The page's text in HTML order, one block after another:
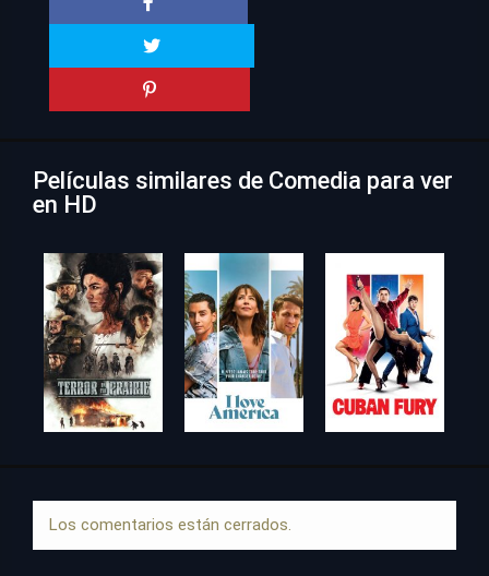
Películas similares de Comedia para ver
en HD
Los comentarios están cerrados.